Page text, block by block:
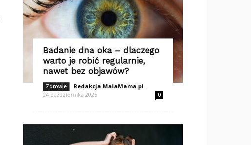
Badanie dna oka – dlaczego
warto je robić regularnie,
nawet bez objawów?
Zdrowie Redakcja MalaMama.pl -
24 października 2025
0